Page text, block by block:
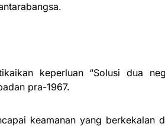
keperluan “Solusi dua
pra-1967.
keamanan yang berkekalan